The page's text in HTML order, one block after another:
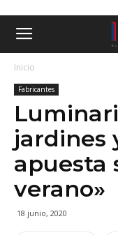
Inicio
Fabricantes
jardines
apuesta
verano»
18 junio, 2020